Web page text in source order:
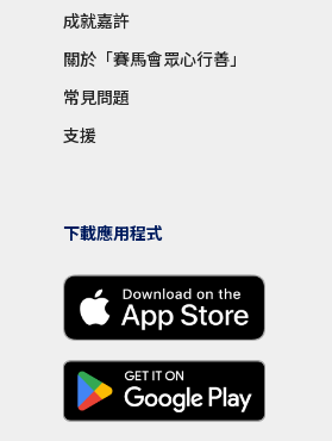
成就嘉許
關於「賽馬會眾心行善」
常見問題
支援
下載應用程式